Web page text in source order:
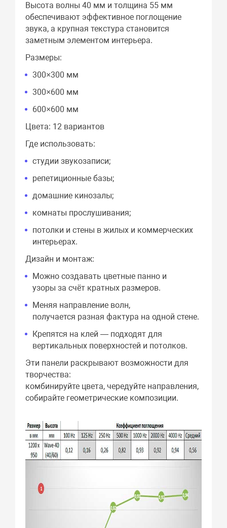
Высота волны 40 мм и толщина 55 мм
обеспечивают эффективное поглощение
звука, а крупная текстура становится
заметным элементом интерьера.
Размеры:
300×300 мм
300×600 мм
600×600 мм
Цвета: 12 вариантов
Где использовать:
студии звукозаписи;
репетиционные базы;
домашние кинозалы;
комнаты прослушивания;
потолки и стены в жилых и коммерческих
интерьерах.
Дизайн и монтаж:
Можно создавать цветные панно и
узоры за счёт кратных размеров.
Меняя направление волн,
получается разная фактура на одной стене.
Крепятся на клей — подходят для
вертикальных поверхностей и потолков.
Эти панели раскрывают возможности для
творчества:
комбинируйте цвета, чередуйте направления,
собирайте геометрические композиции.